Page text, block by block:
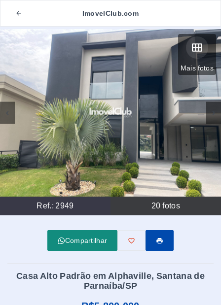
ImovelClub.com
Mais fotos
Ref.: 2949 20 fotos
Compartilhar
Casa Alto Padrão em Alphaville, Santana de
Parnaíba/SP